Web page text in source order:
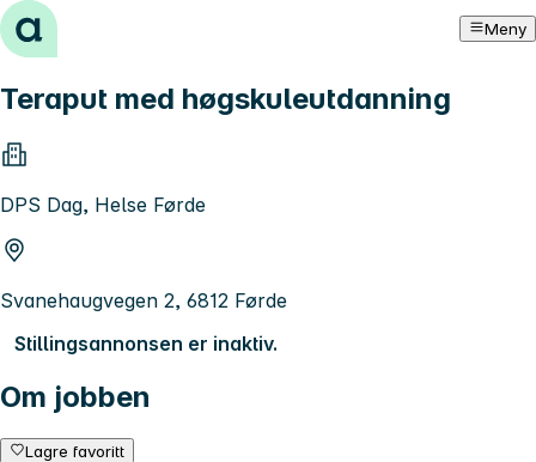
Hopp til innhold Meny
Teraput med høgskuleutdanning
DPS Dag, Helse Førde
Svanehaugvegen 2, 6812 Førde
Stillingsannonsen er inaktiv.
Om jobben
Lagre favoritt